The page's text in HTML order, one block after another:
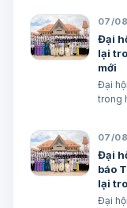
07/
Đại
lại
mới
Đại
trong
07/
Đại
báo
lại
mới
Đại